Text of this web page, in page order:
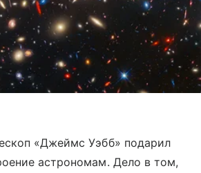
«Джеймс Уэбб» подарил
астрономам. Дело в том,